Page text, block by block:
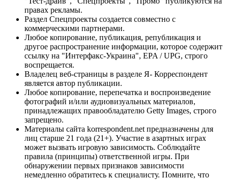
правах рекламы.
Раздел Спецпроекты создается совместно с
коммерческими партнерами.
Любое копирование, публикация, републикация и
другое распространение информации, которое содержит
ссылку на "Интерфакс-Украина", EPA / UPG, строго
воспрещается.
Владелец веб-страницы в разделе Я- Корреспондент
является автор публикации.
Любое копирование, перепечатка и воспроизведение
фотографий и/или аудиовизуальных материалов,
принадлежащих правообладателю Getty Images, строго
запрещено.
Материалы сайта korrespondent.net предназначены для
лиц старше 21 года (21+). Участие в азартных играх
может вызвать игровую зависимость. Соблюдайте
правила (принципы) ответственной игры. При
обнаружении первых признаков зависимости
немедленно обратитесь к специалисту. Помните, что